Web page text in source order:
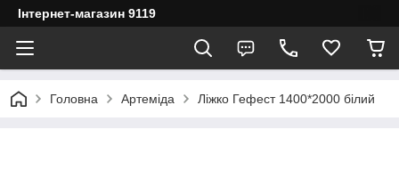
Інтернет-магазин 9119
Головна Артеміда Ліжко Гефест 1400*2000 білий